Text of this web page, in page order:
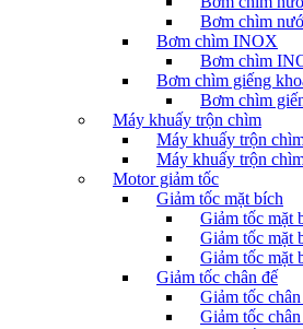
Bơm chìm
Bơm chìm INOX
Bơm chìm
Bơm chìm giếng
Bơm chìm
Máy khuấy trộn chìm
Máy khuấy trộn
Máy khuấy trộn
Motor giảm tốc
Giảm tốc mặt bích
Giảm tốc mặt
Giảm tốc mặt
Giảm tốc mặt
Giảm tốc chân đế
Giảm tốc
Giảm tốc